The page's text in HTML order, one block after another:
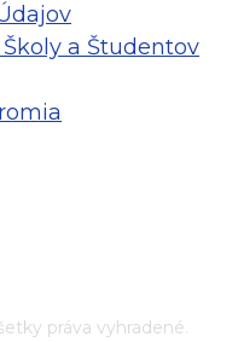
a Študentov
práva vyhradené.